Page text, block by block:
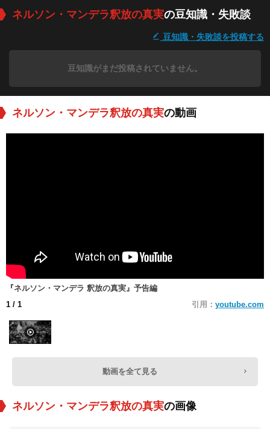
ネルソン・マンデラ釈放の真実の豆知識・失敗談
豆知識・失敗談を投稿する
豆知識がまだ投稿されていません。
ネルソン・マンデラ釈放の真実の動画
『ネルソン・マンデラ 釈放の真実』予告編
1 / 1 引用： youtube.com
動画を全て見る
ネルソン・マンデラ釈放の真実の画像